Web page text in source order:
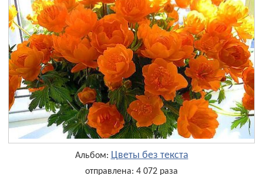
Альбом: Цветы без текста
отправлена: 4 072 раза